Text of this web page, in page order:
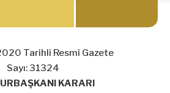
Tarihli Resmî Gazete
Sayı: 31324
KARARI